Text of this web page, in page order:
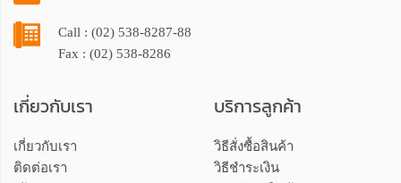
Call : (02) 538-8287-88
Fax : (02) 538-8286
เกี่ยวกับเรา
เกี่ยวกับเรา
ติดต่อเรา
บริการลูกค้า
วิธีสั่งซื้อสินค้า
วิธีชำระเงิน